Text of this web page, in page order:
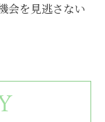
会を見逃さない